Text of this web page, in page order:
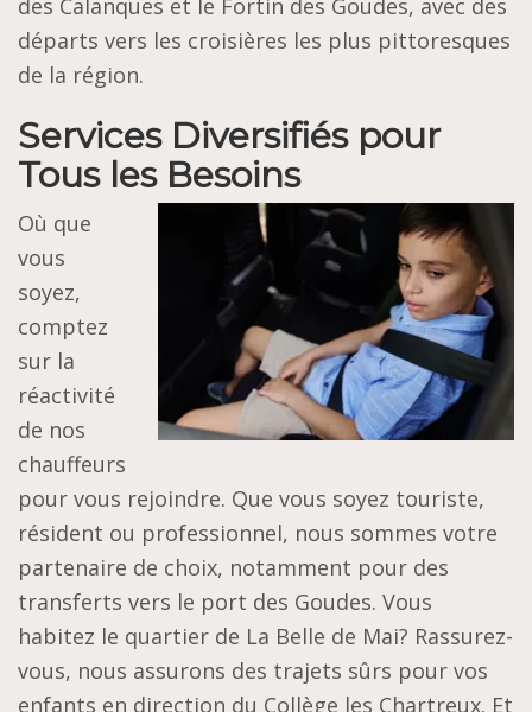
départs vers les croisières les plus pittoresques
de la région.
Services Diversifiés pour
Tous les Besoins
Où que
vous
soyez,
comptez
sur la
réactivité
de nos
chauffeurs
pour vous rejoindre. Que vous soyez touriste,
résident ou professionnel, nous sommes votre
partenaire de choix, notamment pour des
transferts vers le port des Goudes. Vous
habitez le quartier de La Belle de Mai? Rassurez-
vous, nous assurons des trajets sûrs pour vos
enfants en direction du Collège les Chartreux. Et